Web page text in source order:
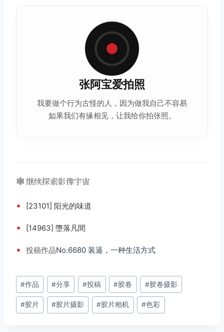
张阿宝爱拍照
我要做个行为古怪的人，因为做我自己不容易
如果我们有缘相见，让我给你拍张照。
🕸️ 继续探索影像宇宙
• [23101] 阳光的味道
• [14963] 墮落凡間
• 投稿作品No.6680 装逼，一种生活方式
文
章
标
#作品 #分享 #投稿 #胶卷 #胶卷摄影
#胶片 #胶片摄影 #胶片相机 #色彩